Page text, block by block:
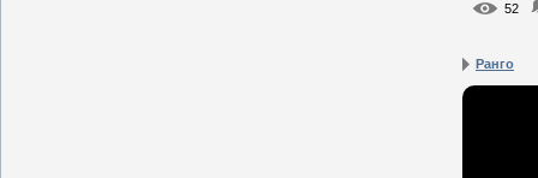
52
Ранго